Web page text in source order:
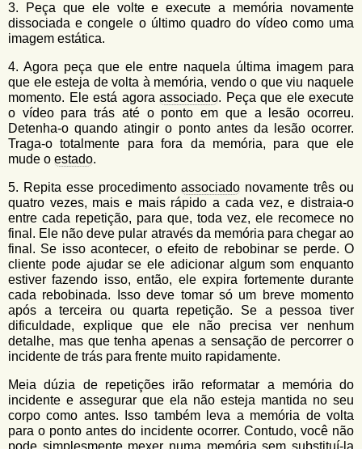
3. Peça que ele volte e execute a memória novamente
dissociada e congele o último quadro do vídeo como uma
imagem estática.
4. Agora peça que ele entre naquela última imagem para
que ele esteja de volta à memória, vendo o que viu naquele
momento. Ele está agora associado. Peça que ele execute
o vídeo para trás até o ponto em que a lesão ocorreu.
Detenha-o quando atingir o ponto antes da lesão ocorrer.
Traga-o totalmente para fora da memória, para que ele
mude o estado.
5. Repita esse procedimentoassociado novamente três ou
quatro vezes, mais e mais rápido a cada vez, e distraia-o
entre cada repetição, para que, toda vez, ele recomece no
final. Ele não deve pular através da memória para chegar ao
final. Se isso acontecer, o efeito de rebobinar se perde. O
cliente pode ajudar se ele adicionar algum som enquanto
estiver fazendo isso, então, ele expira fortemente durante
cada rebobinada. Isso deve tomar só um breve momento
após a terceira ou quarta repetição. Se a pessoa tiver
dificuldade, explique que ele não precisa ver nenhum
detalhe, mas que tenha apenas a sensação de percorrer o
incidente de trás para frente muito rapidamente.
Meia dúzia de repetições irão reformatar a memória do
incidente e assegurar que ela não esteja mantida no seu
corpo como antes. Isso também leva a memória de volta
para o ponto antes do incidente ocorrer. Contudo, você não
pode simplesmente mexer numa memória sem substituí-la